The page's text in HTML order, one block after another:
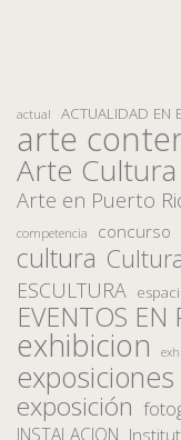
actual ACTUALIDAD EN
arte
Arte
Arte en Puerto
competencia concurso
cultura
ESCULTURA
EVENTOS EN
exhibicion
exposición
INSTALACION